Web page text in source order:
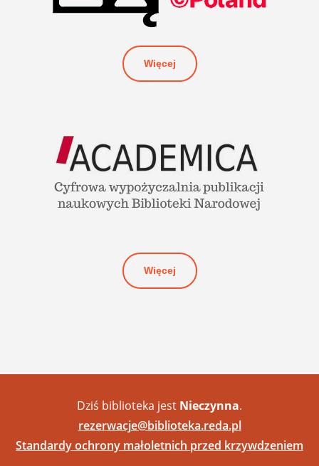
Więcej
Więcej
Dziś biblioteka jest Nieczynna.
rezerwacje@biblioteka.reda.pl
Standardy ochrony małoletnich przed krzywdzeniem